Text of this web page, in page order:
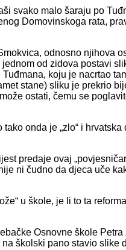
svako malo šaraju po
Domovinskoga rata,
odnosno njihova
od zidova postavi
koju je nacrtao
stane) sliku je prekrio
ostati, čemu se
onda je „zlo“ i
predaje ovaj
ni čudno da djeca uče
u škole, je li to ta
Osnovne škole
školski pano stavio slike